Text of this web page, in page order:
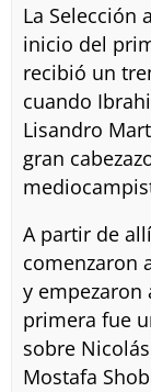
La Selección
inicio del
recibió un
cuando
Lisandro
gran
A partir de
comenzaron
y empezaron
primera fue
sobre
Mostafa